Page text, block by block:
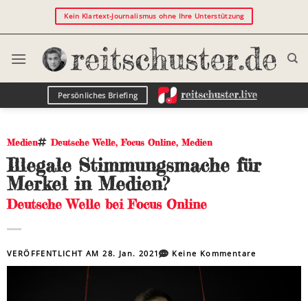
Kein Klartext-Journalismus ohne Ihre Unterstützung
Persönliches Briefing
Medien Deutsche Welle,Focus Online, Medien
Illegale Stimmungsmache für
Merkel in Medien?
Deutsche Welle bei Focus Online
VERÖFFENTLICHT AM28. Jan. 2021 Keine Kommentare